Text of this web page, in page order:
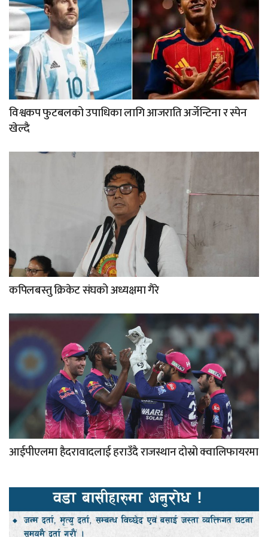
विश्वकप फुटबलको उपाधिका लागि आजराति अर्जेन्टिना र स्पेन
खेल्दै
कपिलबस्तु क्रिकेट संघको अध्यक्षमा गैरे
आईपीएलमा हैदरावादलाई हराउँदै राजस्थान दोस्रो क्वालिफायरमा